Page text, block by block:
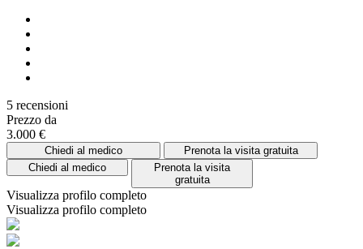
5 recensioni
Prezzo da
3.000 €
Chiedi al medico
Prenota la visita gratuita
Chiedi al medico
Prenota la visita
gratuita
Visualizza profilo completo
Visualizza profilo completo